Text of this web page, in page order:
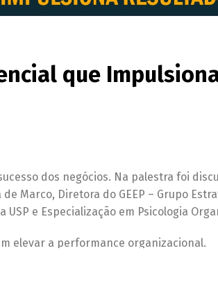
que
dos negócios. Na palestra foi
Marco, Diretora do GEEP – Grupo
USP e Especialização em Psicologia
elevar a performance organizacional.